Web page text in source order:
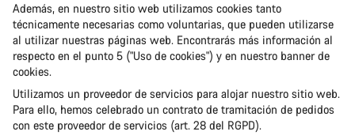
Además, en nuestro sitio web utilizamos cookies tanto
técnicamente necesarias como voluntarias, que pueden utilizarse
al utilizar nuestras páginas web. Encontrarás más información al
respecto en el punto 5 ("Uso de cookies") y en nuestro banner de
cookies.
Utilizamos un proveedor de servicios para alojar nuestro sitio web.
Para ello, hemos celebrado un contrato de tramitación de pedidos
con este proveedor de servicios (art. 28 del RGPD).